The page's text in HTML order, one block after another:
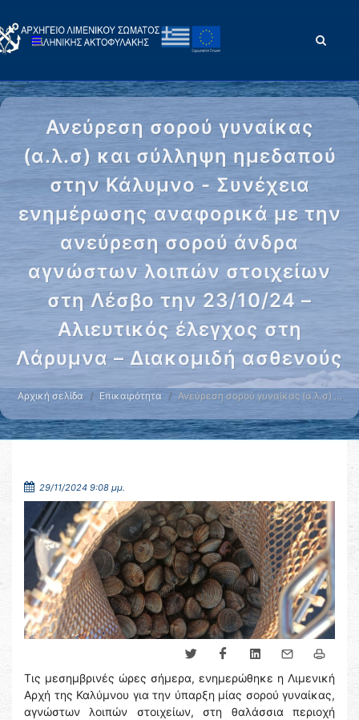
Ανεύρεση σορού γυναίκας
(α.λ.σ) και σύλληψη ημεδαπού
στην Κάλυμνο - Συνέχεια
ενημέρωσης αναφορικά με την
ανεύρεση σορού άνδρα
αγνώστων λοιπών στοιχείων
στη Λέσβο την 23/10/24 –
Αλιευτικός έλεγχος στη
Λάρυμνα – Διακομιδή ασθενούς
Αρχική σελίδα Επικαιρότητα Ανεύρεση σορού γυναίκας (α.λ.σ) …
29/11/2024 9:08 μμ.
Τις μεσημβρινές ώρες σήμερα, ενημερώθηκε η Λιμενική
Αρχή της Καλύμνου για την ύπαρξη μίας σορού γυναίκας,
αγνώστων λοιπών στοιχείων, στη θαλάσσια περιοχή